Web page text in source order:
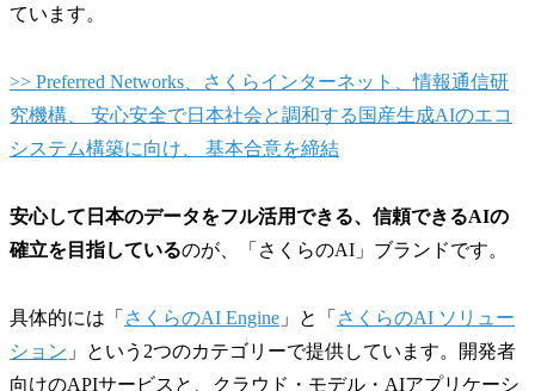
ています。
>> Preferred Networks、さくらインターネット、情報通信研
究機構、 安心安全で日本社会と調和する国産生成AIのエコ
システム構築に向け、 基本合意を締結
安心して日本のデータをフル活用できる、信頼できるAIの
確立を目指しているのが、「さくらのAI」ブランドです。
具体的には「 さくらのAI Engine 」と「 さくらのAI ソリュー
ション 」という2つのカテゴリーで提供しています。開発者
向けのAPIサービスと、クラウド・モデル・AIアプリケーシ